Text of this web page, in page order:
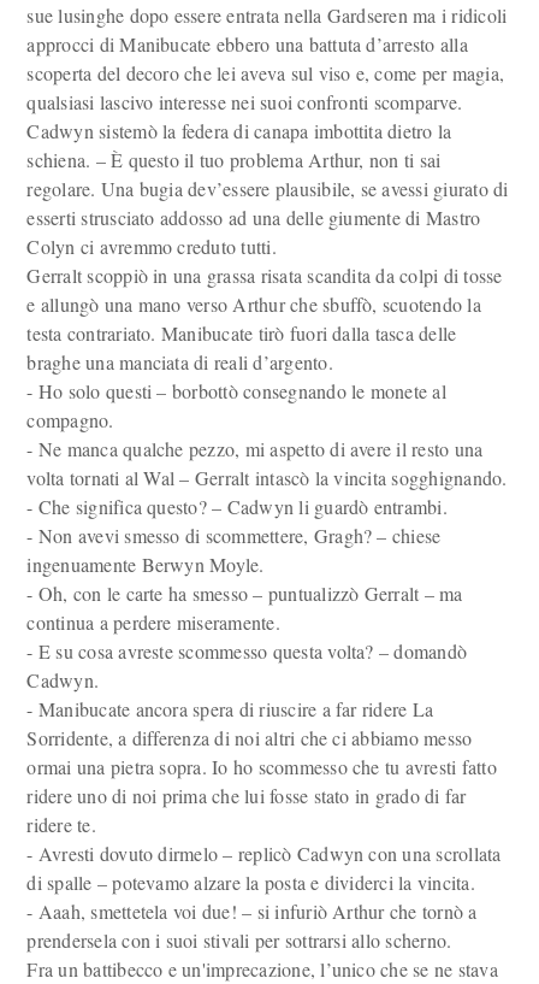
sue lusinghe dopo essere entrata nella Gardseren ma i ridicoli
approcci di Manibucate ebbero una battuta d’arresto alla
scoperta del decoro che lei aveva sul viso e, come per magia,
qualsiasi lascivo interesse nei suoi confronti scomparve.
Cadwyn sistemò la federa di canapa imbottita dietro la
schiena. – È questo il tuo problema Arthur, non ti sai
regolare. Una bugia dev’essere plausibile, se avessi giurato di
esserti strusciato addosso ad una delle giumente di Mastro
Colyn ci avremmo creduto tutti.
Gerralt scoppiò in una grassa risata scandita da colpi di tosse
e allungò una mano verso Arthur che sbuffò, scuotendo la
testa contrariato. Manibucate tirò fuori dalla tasca delle
braghe una manciata di reali d’argento.
- Ho solo questi – borbottò consegnando le monete al
compagno.
- Ne manca qualche pezzo, mi aspetto di avere il resto una
volta tornati al Wal – Gerralt intascò la vincita sogghignando.
- Che significa questo? – Cadwyn li guardò entrambi.
- Non avevi smesso di scommettere, Gragh? – chiese
ingenuamente Berwyn Moyle.
- Oh, con le carte ha smesso – puntualizzò Gerralt – ma
continua a perdere miseramente.
- E su cosa avreste scommesso questa volta? – domandò
Cadwyn.
- Manibucate ancora spera di riuscire a far ridere La
Sorridente, a differenza di noi altri che ci abbiamo messo
ormai una pietra sopra. Io ho scommesso che tu avresti fatto
ridere uno di noi prima che lui fosse stato in grado di far
ridere te.
- Avresti dovuto dirmelo – replicò Cadwyn con una scrollata
di spalle – potevamo alzare la posta e dividerci la vincita.
- Aaah, smettetela voi due! – si infuriò Arthur che tornò a
prendersela con i suoi stivali per sottrarsi allo scherno.
Fra un battibecco e un'imprecazione, l’unico che se ne stava